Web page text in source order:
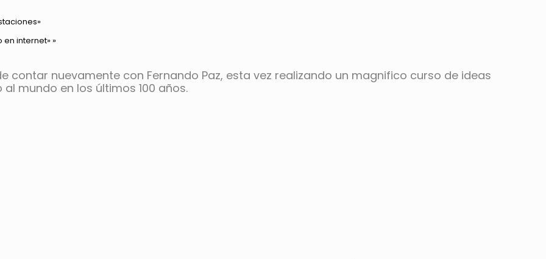
en internet» »
contar nuevamente con Fernando Paz, esta vez realizando un magnifico curso de ideas
mundo en los últimos 100 años.